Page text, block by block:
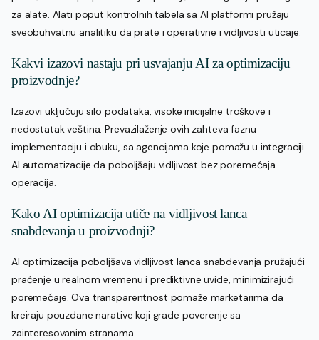
za alate. Alati poput kontrolnih tabela sa AI platformi pružaju
sveobuhvatnu analitiku da prate i operativne i vidljivosti uticaje.
Kakvi izazovi nastaju pri usvajanju AI za optimizaciju
proizvodnje?
Izazovi uključuju silo podataka, visoke inicijalne troškove i
nedostatak veština. Prevazilaženje ovih zahteva faznu
implementaciju i obuku, sa agencijama koje pomažu u integraciji
AI automatizacije da poboljšaju vidljivost bez poremećaja
operacija.
Kako AI optimizacija utiče na vidljivost lanca
snabdevanja u proizvodnji?
AI optimizacija poboljšava vidljivost lanca snabdevanja pružajući
praćenje u realnom vremenu i prediktivne uvide, minimizirajući
poremećaje. Ova transparentnost pomaže marketarima da
kreiraju pouzdane narative koji grade poverenje sa
zainteresovanim stranama.